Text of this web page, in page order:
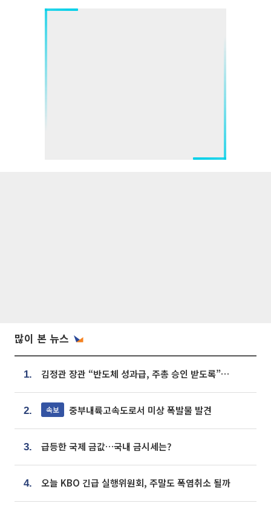
많이 본 뉴스
1. 김정관 장관 “반도체 성과급, 주총 승인 받도록”…상법·자본시장법 개정 시사
2. 속보 중부내륙고속도로서 미상 폭발물 발견
3. 급등한 국제 금값…국내 금시세는?
4. 오늘 KBO 긴급 실행위원회, 주말도 폭염취소 될까